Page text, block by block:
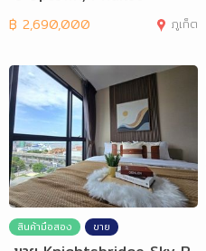
฿ 2,690,000 ภูเก็ต
สินค้ามือสอง ขาย